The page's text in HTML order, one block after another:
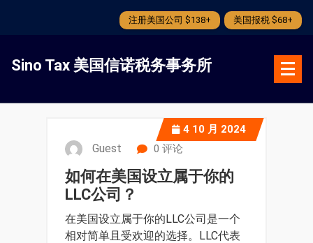
注册美国公司 $138+ 美国报税 $68+
Sino Tax 美国信诺税务事务所
4 10 月 2024
Guest 0 评论
如何在美国设立属于你的
LLC公司？
在美国设立属于你的LLC公司是一个
相对简单且受欢迎的选择。LLC代表